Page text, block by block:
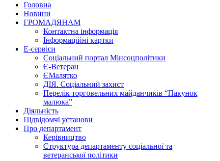
Головна
Новини
ГРОМАДЯНАМ
Контактна інформація
Інформаційні картки
Е-сервіси
Соціальний портал Мінсоцполітики
Є-Ветеран
ЄМалятко
ДІЯ. Соціальний захист
Перелік торговельних майданчиків “Пакунок
малюка”
Діяльність
Підвідомчі установи
Про департамент
Керівництво
Структура департаменту соціальної та
ветеранської політики